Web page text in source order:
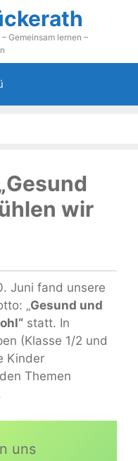
Gemeinsam lernen –
wir
Juni fand unsere
„Gesund und
statt. In
(Klasse 1/2 und
Kinder
Themen
uns